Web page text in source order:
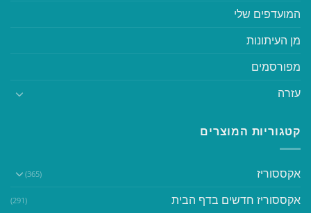
המועדפים שלי
מן העיתונות
מפורסמים
עזרה
קטגוריות המוצרים
אקססוריז (365)
אקססוריז חדשים בדף הבית (291)